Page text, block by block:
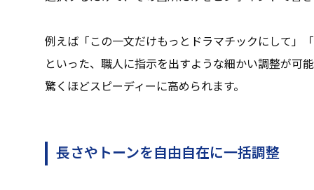
例えば「この一文だけもっとドラマチックにして」
といった、職人に指示を出すような細かい調整が可
驚くほどスピーディーに高められます。
長さやトーンを自由自在に一括調整